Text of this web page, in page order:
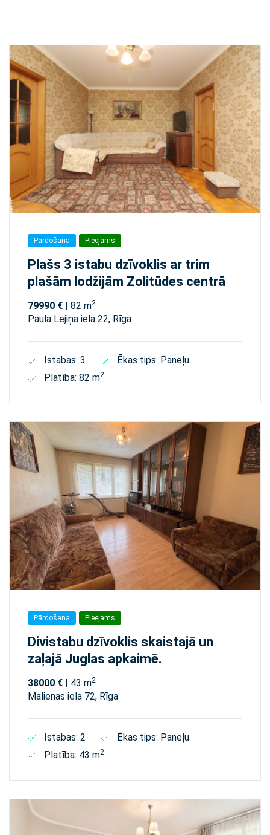
Pārdošana Pieejams
Plašs 3 istabu dzīvoklis ar trim
plašām lodžijām Zolitūdes centrā
79990 € | 82 m2
Paula Lejiņa iela 22, Rīga
Istabas: 3
Ēkas tips: Paneļu
Platība: 82 m2
Pārdošana Pieejams
Divistabu dzīvoklis skaistajā un
zaļajā Juglas apkaimē.
38000 € | 43 m2
Malienas iela 72, Rīga
Istabas: 2
Ēkas tips: Paneļu
Platība: 43 m2